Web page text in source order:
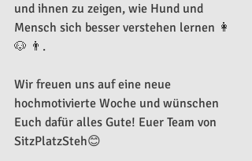
und ihnen zu zeigen, wie Hund und
Mensch sich besser verstehen lernen 👩
🐶 👨.
Wir freuen uns auf eine neue
hochmotivierte Woche und wünschen
Euch dafür alles Gute! Euer Team von
SitzPlatzSteh😊